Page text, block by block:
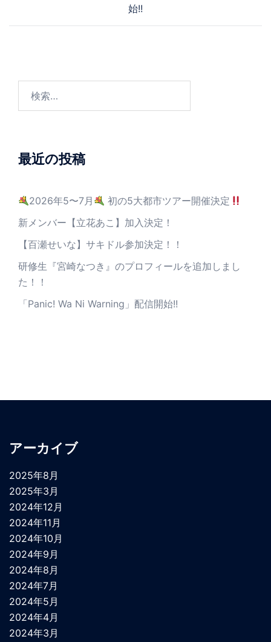
始!!
最近の投稿
2026年5〜7月
初の5大都市ツアー開催決定
新メンバー【立花あこ】加入決定！
【百瀬せいな】サキドル参加決定！！
研修生『宮崎なつき』のプロフィールを追加しまし
た！！
「Panic! Wa Ni Warning」配信開始!!
アーカイブ
2025年8月
2025年3月
2024年12月
2024年11月
2024年10月
2024年9月
2024年8月
2024年7月
2024年5月
2024年4月
2024年3月